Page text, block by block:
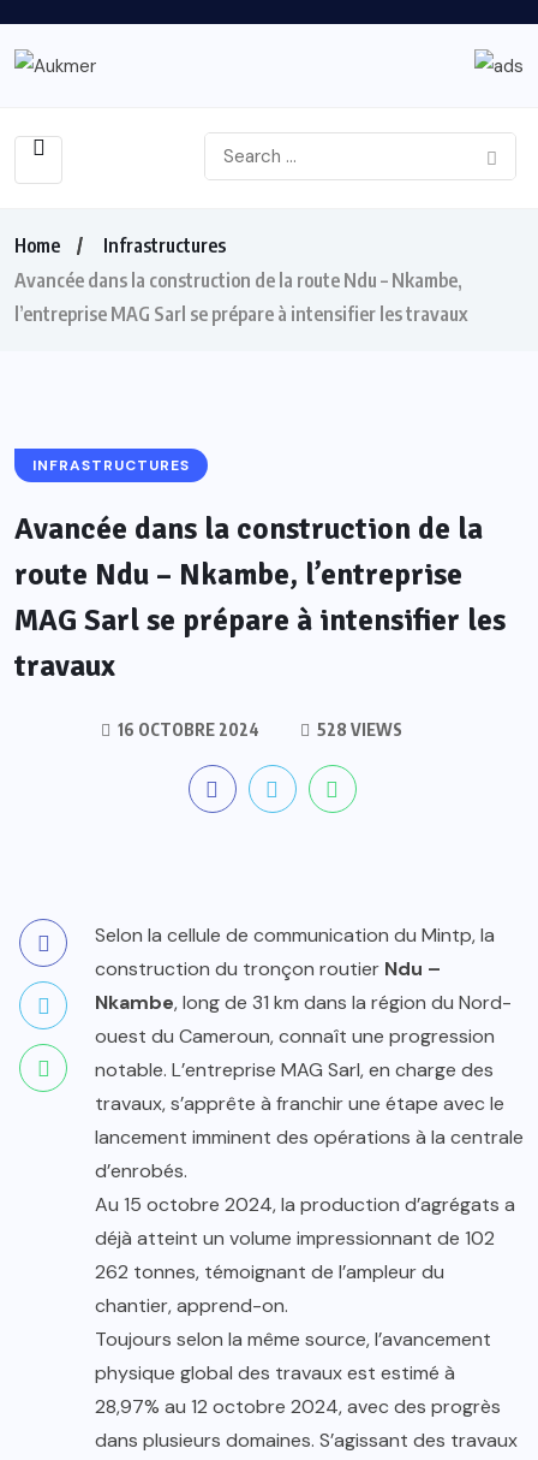
Home
Infrastructures
Avancée dans la construction de la route Ndu – Nkambe,
l’entreprise MAG Sarl se prépare à intensifier les travaux
INFRASTRUCTURES
Avancée dans la construction de la
route Ndu – Nkambe, l’entreprise
MAG Sarl se prépare à intensifier les
travaux
16 OCTOBRE 2024 528 VIEWS
Selon la cellule de communication du Mintp, la
construction du tronçon routier Ndu –
Nkambe, long de 31 km dans la région du Nord-
ouest du Cameroun, connaît une progression
notable. L’entreprise MAG Sarl, en charge des
travaux, s’apprête à franchir une étape avec le
lancement imminent des opérations à la centrale
d’enrobés.
Au 15 octobre 2024, la production d’agrégats a
déjà atteint un volume impressionnant de 102
262 tonnes, témoignant de l’ampleur du
chantier, apprend-on.
Toujours selon la même source, l’avancement
physique global des travaux est estimé à
28,97% au 12 octobre 2024, avec des progrès
dans plusieurs domaines. S’agissant des travaux